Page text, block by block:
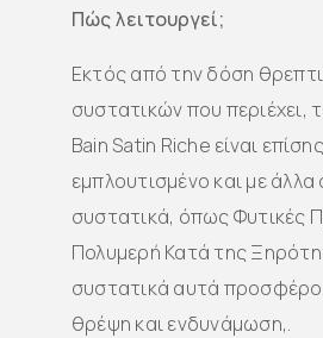
Πώς λειτουργεί;
Εκτός από την δόση
συστατικών που περιέχει,
Bain Satin Riche είναι επίσης
εμπλουτισμένο και με άλλα
συστατικά, όπως Φυτικές
Πολυμερή Κατά της
συστατικά αυτά
θρέψη και ενδυνάμωση,.